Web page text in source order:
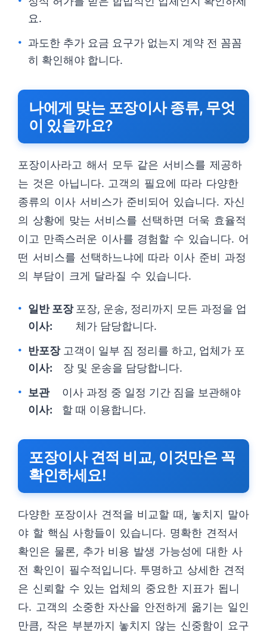
요.
과도한 추가 요금 요구가 없는지 계약 전 꼼꼼
히 확인해야 합니다.
나에게 맞는 포장이사 종류, 무엇
이 있을까요?
포장이사라고 해서 모두 같은 서비스를 제공하
는 것은 아닙니다. 고객의 필요에 따라 다양한
종류의 이사 서비스가 준비되어 있습니다. 자신
의 상황에 맞는 서비스를 선택하면 더욱 효율적
이고 만족스러운 이사를 경험할 수 있습니다. 어
떤 서비스를 선택하느냐에 따라 이사 준비 과정
의 부담이 크게 달라질 수 있습니다.
일반 포장
이사:
포장, 운송, 정리까지 모든 과정을 업
체가 담당합니다.
반포장
이사:
고객이 일부 짐 정리를 하고, 업체가 포
장 및 운송을 담당합니다.
보관
이사:
이사 과정 중 일정 기간 짐을 보관해야
할 때 이용합니다.
포장이사 견적 비교, 이것만은 꼭
확인하세요!
다양한 포장이사 견적을 비교할 때, 놓치지 말아
야 할 핵심 사항들이 있습니다. 명확한 견적서
확인은 물론, 추가 비용 발생 가능성에 대한 사
전 확인이 필수적입니다. 투명하고 상세한 견적
은 신뢰할 수 있는 업체의 중요한 지표가 됩니
다. 고객의 소중한 자산을 안전하게 옮기는 일인
만큼, 작은 부분까지 놓치지 않는 신중함이 요구